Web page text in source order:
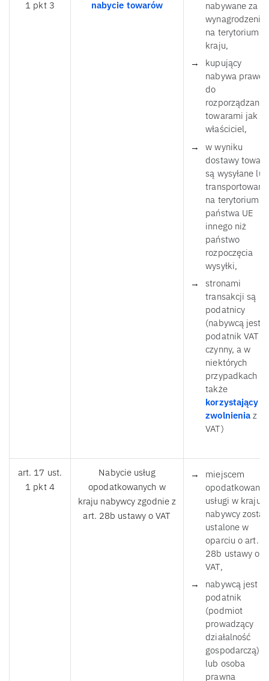
1 pkt 3
nabycie towarów
nabywane za
na terytorium
kraju,
kupujący
nabywa prawo
do
rozporządzania
towarami jak
właściciel,
w wyniku
dostawy towary
są wysyłane lub
transportowane
na terytorium
państwa UE
innego niż
państwo
rozpoczęcia
wysyłki,
stronami
transakcji są
podatnicy
(nabywcą jest
podatnik VAT
czynny, a w
niektórych
przypadkach
także
korzystający
zwolnieniaz
VAT)
art. 17 ust.
1 pkt 4
Nabycie usług
opodatkowanych w
kraju nabywcy zgodnie z
art. 28b ustawy o VAT
miejscem
opodatkowania
usługi w kraju
nabywcy
ustalone w
oparciu o art.
28b ustawy o
VAT,
nabywcą jest
podatnik
(podmiot
prowadzący
działalność
gospodarczą)
lub osoba
prawna